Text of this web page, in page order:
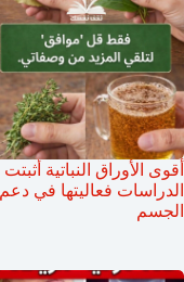
أقوى الأوراق النباتية أثبتت
الدراسات فعاليتها في دعم
الجسم